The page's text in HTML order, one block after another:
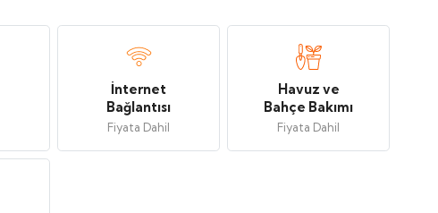
İnternet
Bağlantısı
Fiyata Dahil
Havuz ve
Bahçe Bakımı
Fiyata Dahil